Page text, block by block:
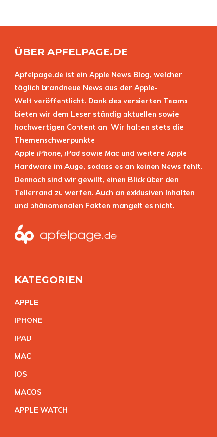
ÜBER APFELPAGE.DE
Apfelpage.de ist ein Apple News Blog, welcher
täglich brandneue News aus der Apple-
Welt veröffentlicht. Dank des versierten Teams
bieten wir dem Leser ständig aktuellen sowie
hochwertigen Content an. Wir halten stets die
Themenschwerpunkte
Apple iPhone, iPad sowie Mac und weitere Apple
Hardware im Auge, sodass es an keinen News fehlt.
Dennoch sind wir gewillt, einen Blick über den
Tellerrand zu werfen. Auch an exklusiven Inhalten
und phänomenalen Fakten mangelt es nicht.
KATEGORIEN
APPLE
IPHONE
IPAD
MAC
IOS
MACOS
APPLE WATCH